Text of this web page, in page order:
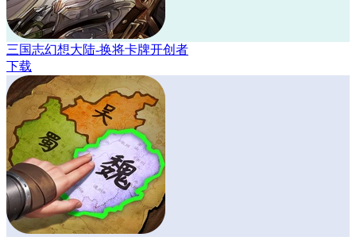
三国志幻想大陆-换将卡牌开创者
下载